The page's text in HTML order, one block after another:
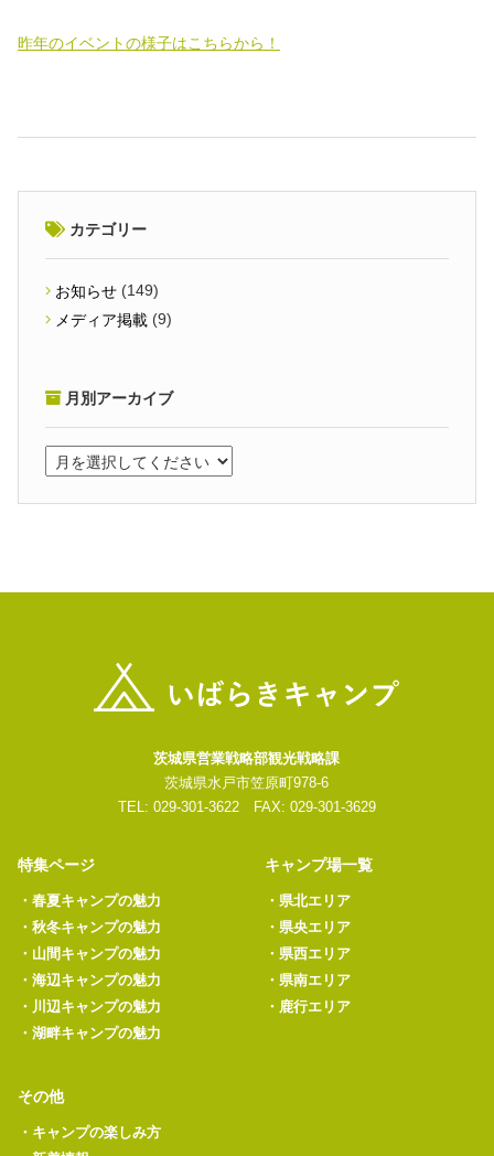
昨年のイベントの様子はこちらから！
カテゴリー
お知らせ (149)
メディア掲載 (9)
月別アーカイブ
茨城県営業戦略部観光戦略課
茨城県水戸市笠原町978-6
TEL: 029-301-3622 FAX: 029-301-3629
特集ページ
・ 春夏キャンプの魅力
・ 秋冬キャンプの魅力
・ 山間キャンプの魅力
・ 海辺キャンプの魅力
・ 川辺キャンプの魅力
・ 湖畔キャンプの魅力
キャンプ場一覧
・ 県北エリア
・ 県央エリア
・ 県西エリア
・ 県南エリア
・ 鹿行エリア
その他
・ キャンプの楽しみ方